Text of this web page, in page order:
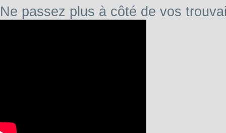
Ne passez plus à côté de vos